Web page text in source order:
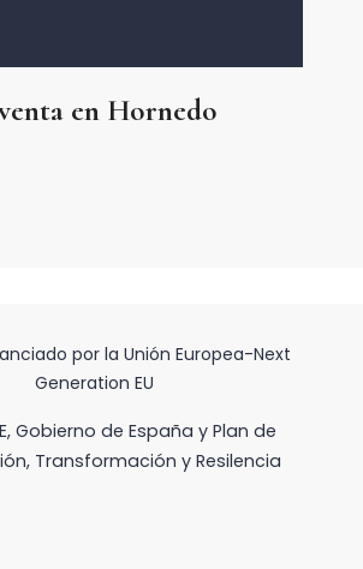
en Hornedo
por la Unión Europea-Next
Generation EU